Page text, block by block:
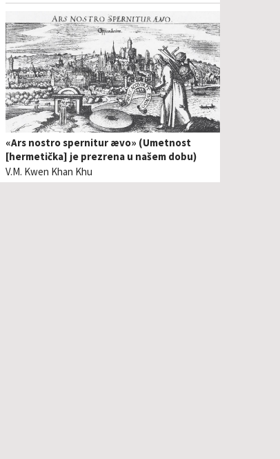
«Ars nostro spernitur ævo» (Umetnost
[hermetička] je prezrena u našem dobu)
V.M. Kwen Khan Khu